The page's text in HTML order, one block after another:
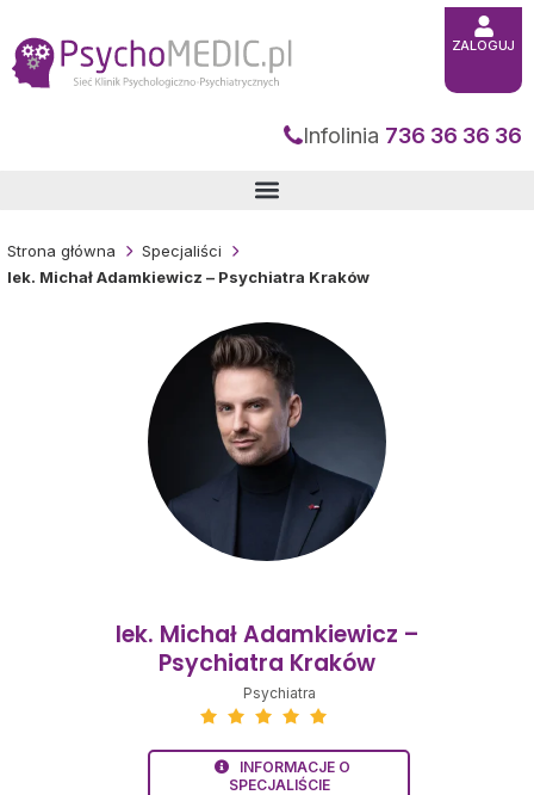
treści
Infolinia 736 36 36 36
ZALOGUJ
Strona główna
Specjaliści
lek. Michał Adamkiewicz – Psychiatra Kraków
lek. Michał Adamkiewicz –
Psychiatra Kraków
Psychiatra
INFORMACJE O
SPECJALIŚCIE